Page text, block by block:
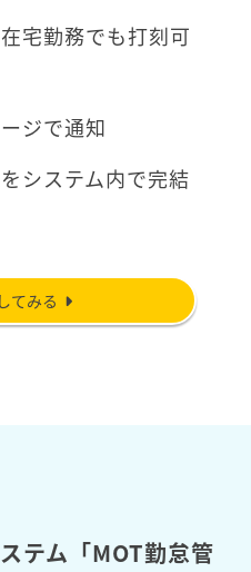
宅勤務でも打刻可
ジで通知
システム内で完結
てみる
テム「MOT勤怠管